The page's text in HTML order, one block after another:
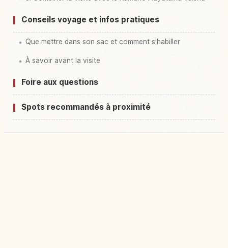
Conseils voyage et infos pratiques
Que mettre dans son sac et comment s'habiller
À savoir avant la visite
Foire aux questions
Spots recommandés à proximité